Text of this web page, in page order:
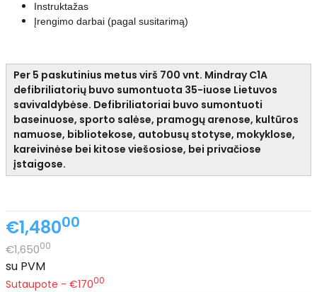
Instruktažas
Įrengimo darbai (pagal susitarimą)
Per 5 paskutinius metus virš 700 vnt. Mindray C1A
defibriliatorių buvo sumontuota 35-iuose Lietuvos
savivaldybėse. Defibriliatoriai buvo sumontuoti
baseinuose, sporto salėse, pramogų arenose, kultūros
namuose, bibliotekose, autobusų stotyse, mokyklose,
kareivinėse bei kitose viešosiose, bei privačiose
įstaigose.
€1,48000
€1,65000
su PVM
Sutaupote - €17000